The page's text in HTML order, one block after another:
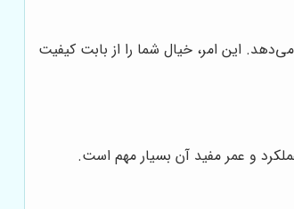
این امر، خیال شما را از بابت کیفیت
و عمر مفید آن بسیار مهم است.